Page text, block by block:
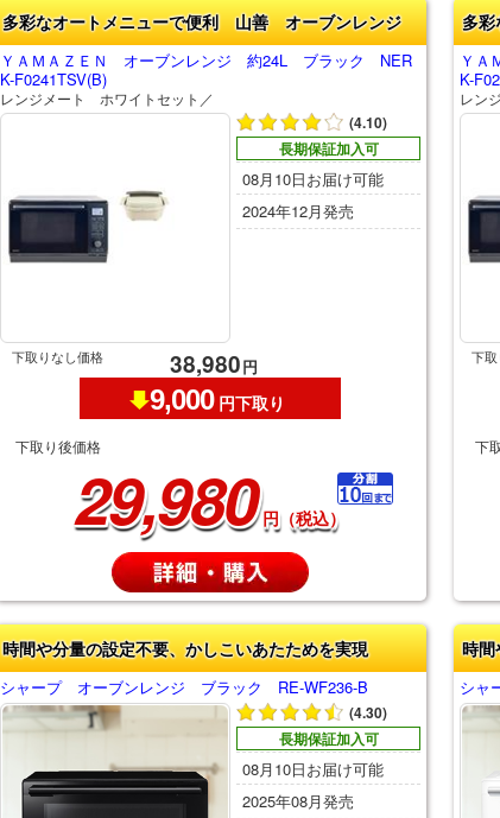
多彩なオートメニューで便利 山善 オーブンレンジ
ＹＡＭＡＺＥＮ オーブンレンジ 約24L ブラック NER
K-F0241TSV(B)
レンジメート ホワイトセット／
(4.10)
長期保証加入可
08月10日お届け可能
2024年12月発売
下取りなし価格 38,980円
9,000 円下取り
下取り後価格
29,980 円（税込）
多
Ｙ
K-
レン
下
下
時間や分量の設定不要、かしこいあたためを実現
シャープ オーブンレンジ ブラック RE-WF236-B
(4.30)
長期保証加入可
08月10日お届け可能
2025年08月発売
時間
シャ